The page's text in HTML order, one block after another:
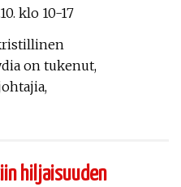
klo 10-17
on tukenut,
hiljaisuuden